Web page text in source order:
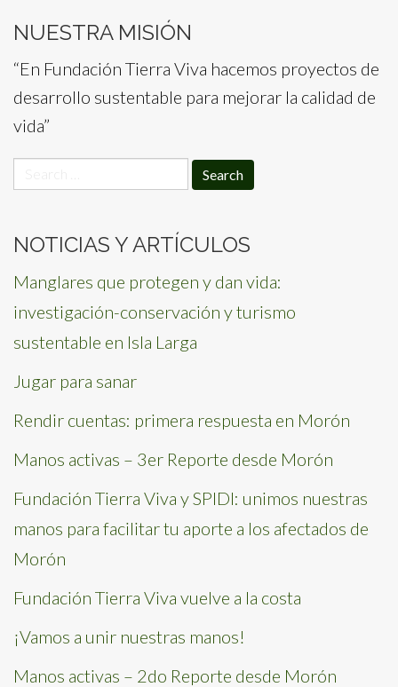
NUESTRA MISIÓN
“En Fundación Tierra Viva hacemos proyectos de
desarrollo sustentable para mejorar la calidad de
vida”
for:
NOTICIAS Y ARTÍCULOS
Manglares que protegen y dan vida:
investigación-conservación y turismo
sustentable en Isla Larga
Jugar para sanar
Rendir cuentas: primera respuesta en Morón
Manos activas – 3er Reporte desde Morón
Fundación Tierra Viva y SPIDI: unimos nuestras
manos para facilitar tu aporte a los afectados de
Morón
Fundación Tierra Viva vuelve a la costa
¡Vamos a unir nuestras manos!
Manos activas – 2do Reporte desde Morón